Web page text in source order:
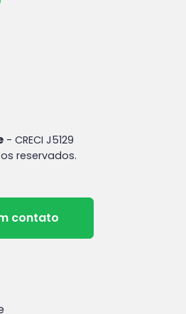
- CRECI J5129
reservados.
contato